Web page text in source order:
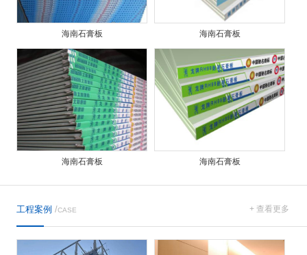
海南石膏板 海南石膏板
海南石膏板 海南石膏板
工程案例 /CASE + 查看更多